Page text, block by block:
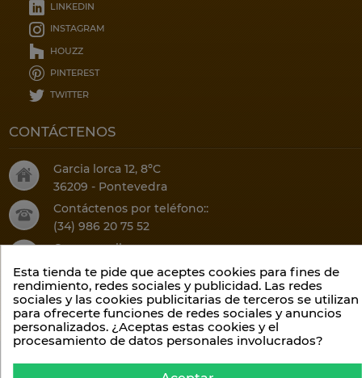
LINKEDIN
INSTAGRAM
HOUZZ
PINTEREST
TWITTER
CONTÁCTENOS
Garcia lorca 12, 8ºC
36209 - Pontevedra
Contáctenos por teléfono::
(34) 986 20 75 52
O por email:
info@climalis.com
Lavelis S.L
Esta tienda te pide que aceptes cookies para fines de
rendimiento, redes sociales y publicidad. Las redes
sociales y las cookies publicitarias de terceros se utilizan
para ofrecerte funciones de redes sociales y anuncios
personalizados. ¿Aceptas estas cookies y el
procesamiento de datos personales involucrados?